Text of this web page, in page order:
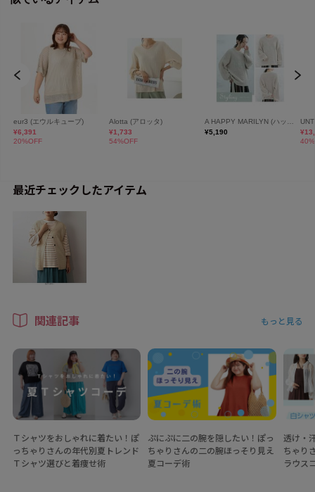
最近チェックしたアイテム
関連記事 もっと見る
Ｔシャツをおしゃれに着たい！ぽ
っちゃりさんの年代別夏トレンド
Ｔシャツ選びと着痩せ術
ぷにぷに二の腕を隠したい！ぽっ
ちゃりさんの二の腕ほっそり見え
夏コーデ術
透け・
ちゃり
ラウス